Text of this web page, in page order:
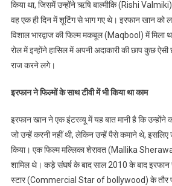
किया था, जिसमें उन्होंने ऋषि बाल्मीकि (Rishi
वह एक ही दिन में शूटिंग से भाग गए थे। इरफान खान को
विशाल भारद्वाज की फिल्म मकबूल (Maqbool) में
रोल में इन्होंने हासिल में अपनी अदाकारी की छाप कुछ
राज करने लगे।
इरफान ने फिल्मों के साथ टीवी में भी किया था काम
इरफान खान ने एक इंटरव्यू में यह बात मानी है कि उन्होंने
जो उन्हें करनी नहीं थी, लेकिन उन्हें पैसे कमाने थे, इसलिए
किया। एक फिल्म मल्लिका शेरावत (Mallika
शामिल थे। कड़े संघर्ष के बाद साल 2010 के बाद इरफान
स्टार (Commercial Star of bollywood) के तौर